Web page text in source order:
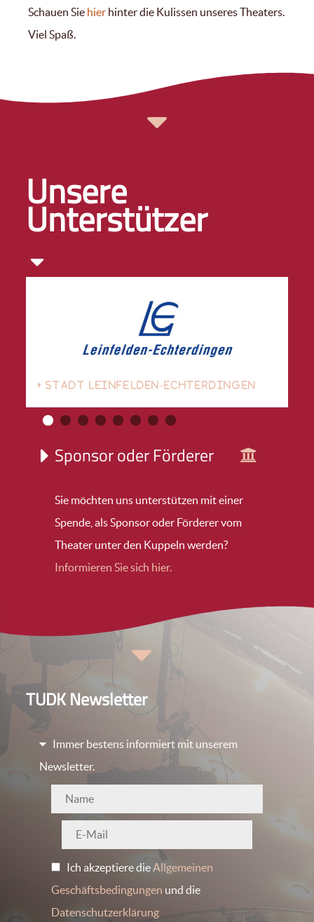
Schauen Sie hier hinter die Kulissen unseres Theaters.
Viel Spaß.
Unsere
Unterstützer
STADT LEINFELDEN-ECHTERDINGEN
Sponsor oder Förderer
Sie möchten uns unterstützen mit einer
Spende, als Sponsor oder Förderer vom
Theater unter den Kuppeln werden?
Informieren Sie sich hier.
TUDK Newsletter
Immer bestens informiert mit unserem
Newsletter.
Ich akzeptiere dieAllgemeinen
Geschäftsbedingungen und die
Datenschutzerklärung